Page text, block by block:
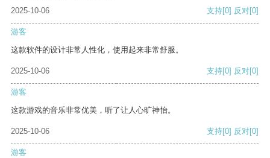
2025-10-06
支持[0] 反对[0]
游客
这款软件的设计非常人性化，使用起来非常舒服。
2025-10-06 支持[0] 反对[0]
游客
这款游戏的音乐非常优美，听了让人心旷神怡。
2025-10-06 支持[0] 反对[0]
游客